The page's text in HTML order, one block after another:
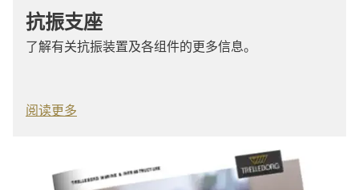
抗振支座
了解有关抗振装置及各组件的更多信息。
阅读更多